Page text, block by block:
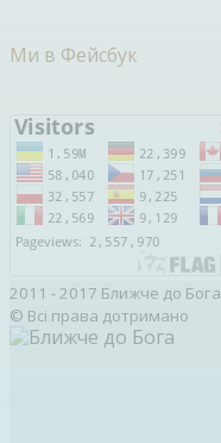
Ми в Фейсбук
2011 - 2017 Ближче до Бога
© Всі права дотримано